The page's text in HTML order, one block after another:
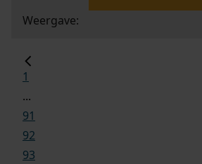
Weergave:
1
...
91
92
93